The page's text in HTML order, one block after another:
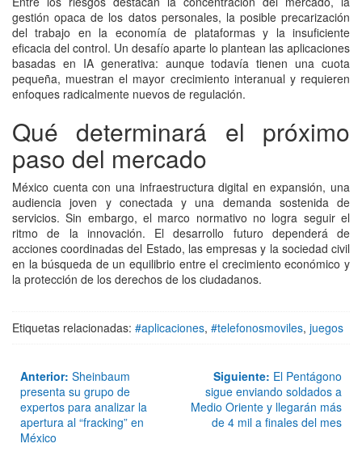
gestión opaca de los datos personales, la posible precarización
del trabajo en la economía de plataformas y la insuficiente
eficacia del control. Un desafío aparte lo plantean las aplicaciones
basadas en IA generativa: aunque todavía tienen una cuota
pequeña, muestran el mayor crecimiento interanual y requieren
enfoques radicalmente nuevos de regulación.
Qué determinará el próximo
paso del mercado
México cuenta con una infraestructura digital en expansión, una
audiencia joven y conectada y una demanda sostenida de
servicios. Sin embargo, el marco normativo no logra seguir el
ritmo de la innovación. El desarrollo futuro dependerá de
acciones coordinadas del Estado, las empresas y la sociedad civil
en la búsqueda de un equilibrio entre el crecimiento económico y
la protección de los derechos de los ciudadanos.
Etiquetas relacionadas: #aplicaciones, #telefonosmoviles, juegos
Anterior: Sheinbaum
presenta su grupo de
expertos para analizar la
apertura al “fracking” en
México
Siguiente: El Pentágono
sigue enviando soldados a
Medio Oriente y llegarán más
de 4 mil a finales del mes